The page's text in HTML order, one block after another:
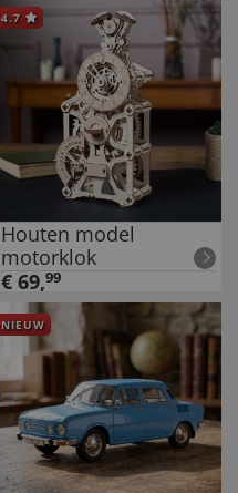
4.7
Houten model
motorklok
€ 69,99
NIEUW